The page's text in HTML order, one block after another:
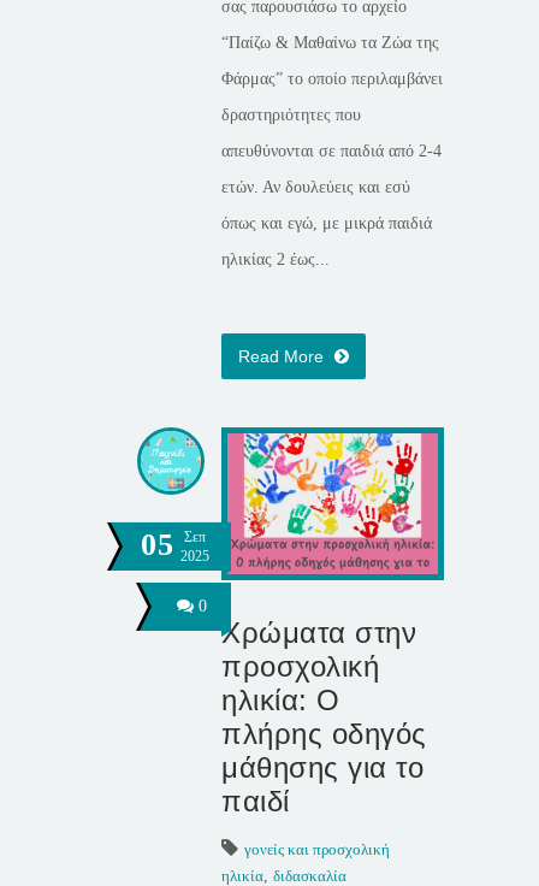
σας παρουσιάσω το αρχείο
“Παίζω & Μαθαίνω τα Ζώα της
Φάρμας” το οποίο περιλαμβάνει
δραστηριότητες που
απευθύνονται σε παιδιά από 2-4
ετών. Αν δουλεύεις και εσύ
όπως και εγώ, με μικρά παιδιά
ηλικίας 2 έως...
Read More
05
Σεπ
2025
0
Χρώματα στην
προσχολική
ηλικία: Ο
πλήρης οδηγός
μάθησης για το
παιδί
γονείς και προσχολική
ηλικία διδασκαλία